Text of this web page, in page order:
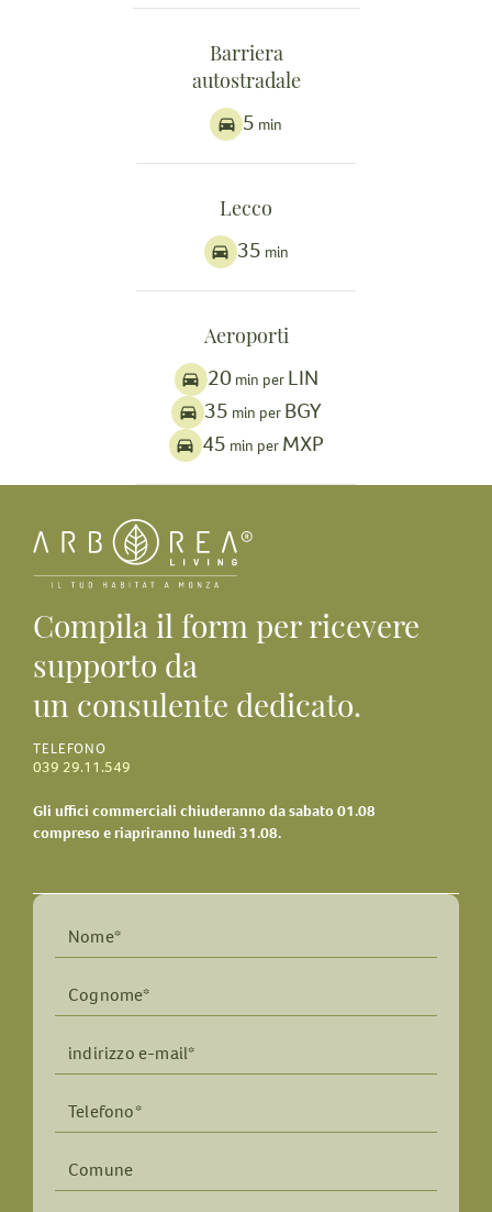
Barriera
autostradale
5 min
Lecco
35 min
Aeroporti
20min per LIN
35 min per BGY
45 min per MXP
Compila il form per ricevere
supporto da
un consulente dedicato.
TELEFONO
039 29.11.549
Gli uffici commerciali chiuderanno da sabato 01.08
compreso e riapriranno lunedì 31.08.